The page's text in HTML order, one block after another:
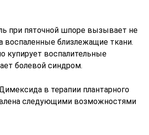
при пяточной шпоре вызывает не
воспаленные близлежащие ткани.
купирует воспалительные
болевой синдром.
в терапии плантарного
следующими возможностями